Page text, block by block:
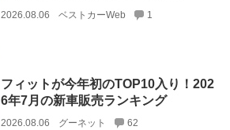
2026.08.06 ベストカーWeb 1
フィットが今年初のTOP10入り！202
6年7月の新車販売ランキング
2026.08.06 グーネット 62